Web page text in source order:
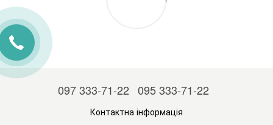
097 333-71-22 095 333-71-22
Контактна інформація